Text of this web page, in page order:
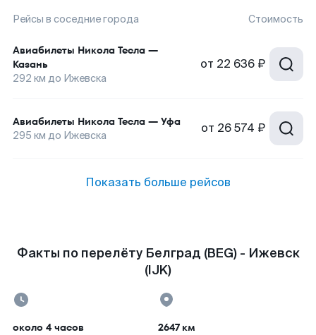
Рейсы в соседние города Стоимость
Авиабилеты Никола Тесла —
Казань
292 км до Ижевска
от 22 636 ₽
Авиабилеты Никола Тесла — Уфа
295 км до Ижевска от 26 574 ₽
Показать больше рейсов
Факты по перелёту Белград (BEG) - Ижевск
(IJK)
около 4 часов 2647 км